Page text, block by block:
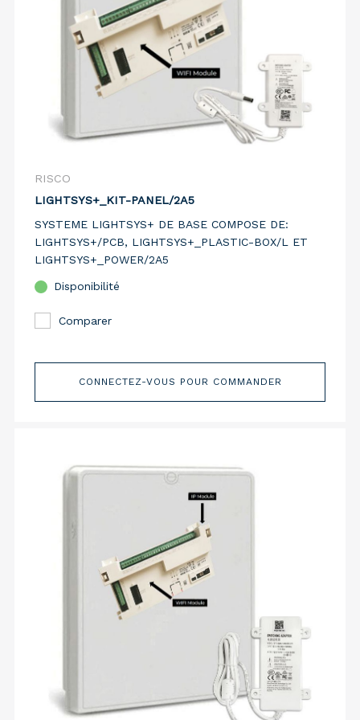
RISCO
LIGHTSYS+_KIT-PANEL/2A5
SYSTEME LIGHTSYS+ DE BASE COMPOSE DE:
LIGHTSYS+/PCB, LIGHTSYS+_PLASTIC-BOX/L ET
LIGHTSYS+_POWER/2A5
Disponibilité
Comparer
CONNECTEZ-VOUS POUR COMMANDER